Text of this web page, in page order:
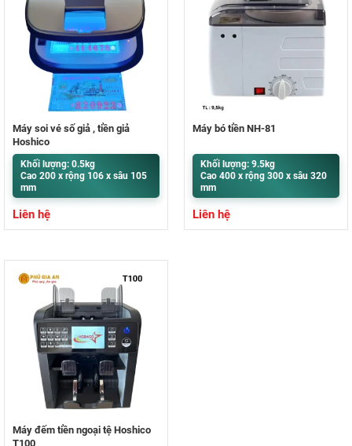
Máy soi vé số giả , tiền giả
Hoshico
Khối lượng: 0.5kg
Cao 200 x rộng 106 x sâu 105
mm
Liên hệ
Máy bó tiền NH-81
Khối lượng: 9.5kg
Cao 400 x rộng 300 x sâu 320
mm
Liên hệ
Máy đếm tiền ngoại tệ Hoshico
T100